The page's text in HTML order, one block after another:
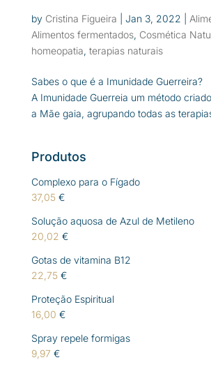
by Cristina Figueira Jan 3, 2022
Alimentos fermentados, Cosmética
homeopatia, terapias naturais
Sabes o que é a Imunidade Guerreira?
A Imunidade Guerreia um método
a Mãe gaia, agrupando todas as
Produtos
Complexo para o Fígado
37,05 €
Solução aquosa de Azul de Metileno
20,02 €
Gotas de vitamina B12
22,75 €
Proteção Espiritual
16,00 €
Spray repele formigas
9,97 €